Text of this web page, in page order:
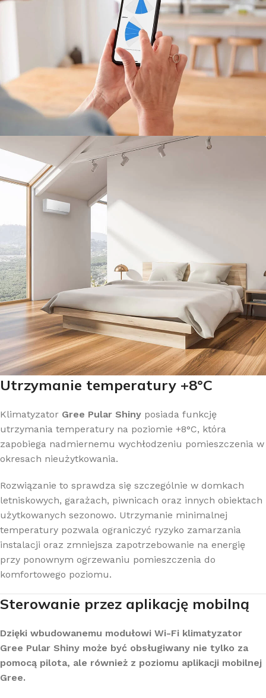
Utrzymanie temperatury +8°C
Klimatyzator Gree Pular Shiny posiada funkcję
utrzymania temperatury na poziomie +8°C, która
zapobiega nadmiernemu wychłodzeniu pomieszczenia w
okresach nieużytkowania.
Rozwiązanie to sprawdza się szczególnie w domkach
letniskowych, garażach, piwnicach oraz innych obiektach
użytkowanych sezonowo. Utrzymanie minimalnej
temperatury pozwala ograniczyć ryzyko zamarzania
instalacji oraz zmniejsza zapotrzebowanie na energię
przy ponownym ogrzewaniu pomieszczenia do
komfortowego poziomu.
Sterowanie przez aplikację mobilną
Dzięki wbudowanemu modułowi Wi-Fi klimatyzator
Gree Pular Shiny może być obsługiwany nie tylko za
pomocą pilota, ale również z poziomu aplikacji mobilnej
Gree.